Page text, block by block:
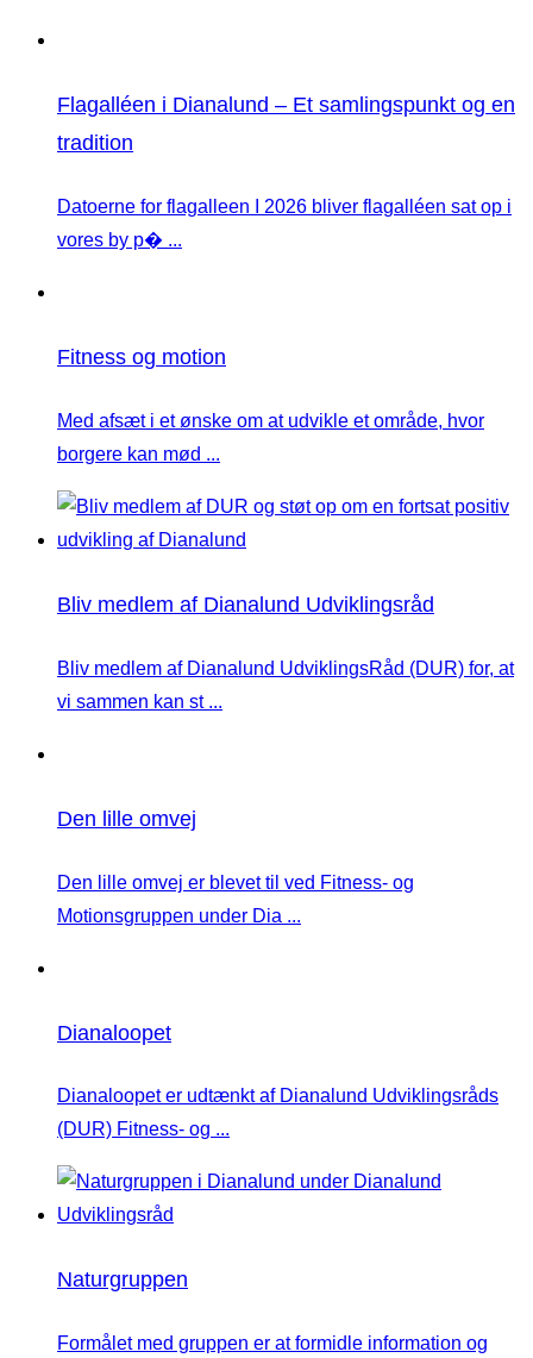
Flagalléen i Dianalund – Et samlingspunkt og en
tradition
Datoerne for flagalleen I 2026 bliver flagalléen sat op i
vores by p� ...
Fitness og motion
Med afsæt i et ønske om at udvikle et område, hvor
borgere kan mød ...
Bliv medlem af Dianalund Udviklingsråd
Bliv medlem af Dianalund UdviklingsRåd (DUR) for, at
vi sammen kan st ...
Den lille omvej
Den lille omvej er blevet til ved Fitness- og
Motionsgruppen under Dia ...
Dianaloopet
Dianaloopet er udtænkt af Dianalund Udviklingsråds
(DUR) Fitness- og ...
Naturgruppen
Formålet med gruppen er at formidle information og